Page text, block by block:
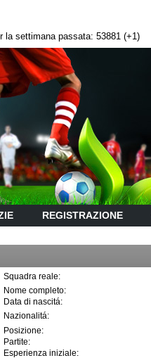
la settimana passata: 53881 (+1)
REGISTRAZIONE
Squadra reale:
Nome completo:
Data di nascitá:
Nazionalitá:
Posizione:
Partite:
Esperienza iniziale: